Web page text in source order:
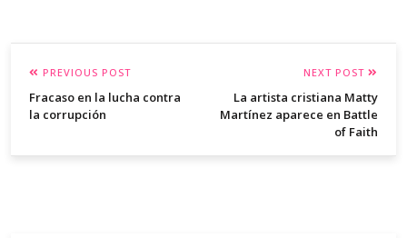
PREVIOUS POST
Fracaso en la lucha contra
la corrupción
NEXT POST
La artista cristiana Matty
Martínez aparece en Battle
of Faith